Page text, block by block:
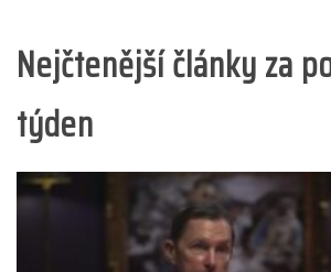
Nejčtenější články za
týden